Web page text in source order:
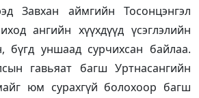
Завхан аймгийн Тосонцэнгэл
ангийн хүүхдүүд үсэглэлийн
бүгд уншаад сурчихсан байлаа.
гавьяат багш Уртнасангийн
юм сурахгүй болохоор багш